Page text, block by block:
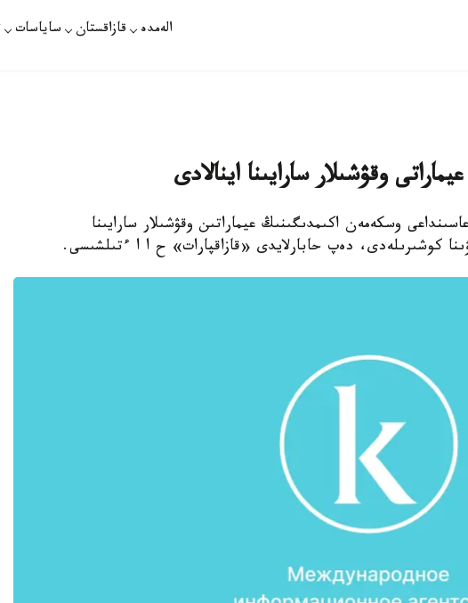
الەمدە قازاقستان ساياسات
وقۋشىلار سارايىنا اينالادى
وسكەمەن اكىمدىگىنىڭ عيماراتىن وقۋشىلار سارايىنا
كوشىرىلەدى، دەپ حابارلايدى «قازاقپارات» ح ا ا ءتىلشىسى.